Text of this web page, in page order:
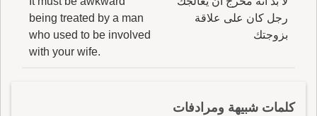
رجل كان على علاقة
بزوجتك
being treated by a man
who used to be involved
with your wife.
كلمات شبيهة ومرادفات